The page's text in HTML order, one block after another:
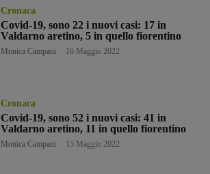
Cronaca
Covid-19, sono 22 i nuovi casi: 17 in
Valdarno aretino, 5 in quello fiorentino
Monica Campani 16 Maggio 2022
Cronaca
Covid-19, sono 52 i nuovi casi: 41 in
Valdarno aretino, 11 in quello fiorentino
Monica Campani 15 Maggio 2022